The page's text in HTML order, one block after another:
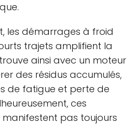
les démarrages à froid
trajets amplifient la
ainsi avec un moteur
des résidus accumulés,
de fatigue et perte de
ces
pas toujours